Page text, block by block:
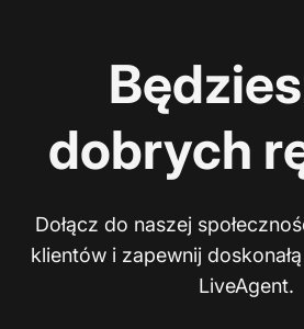
dobrych
Dołącz do naszej
klientów i zapewnij
LiveAgent.